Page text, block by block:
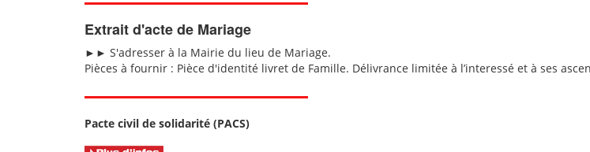
Extrait d'acte de Mariage
►► S'adresser à la Mairie du lieu de Mariage.
Pièces à fournir : Pièce d'identité livret de Famille. Délivrance limitée à l’interessé et à ses
Pacte civil de solidarité (PACS)